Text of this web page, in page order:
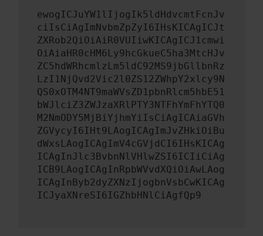
ewogICJuYW1lIjogIk5ldHdvcmtFcnJv
ciIsCiAgImNvbmZpZyI6IHsKICAgICJt
ZXRob2QiOiAiR0VUIiwKICAgICJ1cmwi
OiAiaHR0cHM6Ly9hcGkueC5ha3MtcHJv
ZC5hdWRhcmlzLm5ldC92MS9jbGllbnRz
LzI1NjQvd2Vic2l0ZS12ZWhpY2xlcy9N
QS0xOTM4NT9maWVsZD1pbnRlcm5hbE51
bWJlciZ3ZWJzaXRlPTY3NTFhYmFhYTQ0
M2NmODY5MjBiYjhmYiIsCiAgICAiaGVh
ZGVycyI6IHt9LAogICAgImJvZHkiOiBu
dWxsLAogICAgImV4cGVjdCI6IHsKICAg
ICAgInJlc3BvbnNlVHlwZSI6ICIiCiAg
ICB9LAogICAgInRpbWVvdXQiOiAwLAog
ICAgInByb2dyZXNzIjogbnVsbCwKICAg
ICJyaXNreSI6IGZhbHNlCiAgfQp9